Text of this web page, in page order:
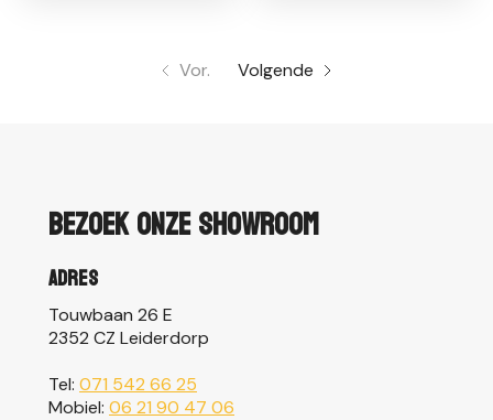
Vor. Volgende
Bezoek onze showroom
Adres
Touwbaan 26 E
2352 CZ Leiderdorp
Tel: 071 542 66 25
Mobiel: 06 21 90 47 06